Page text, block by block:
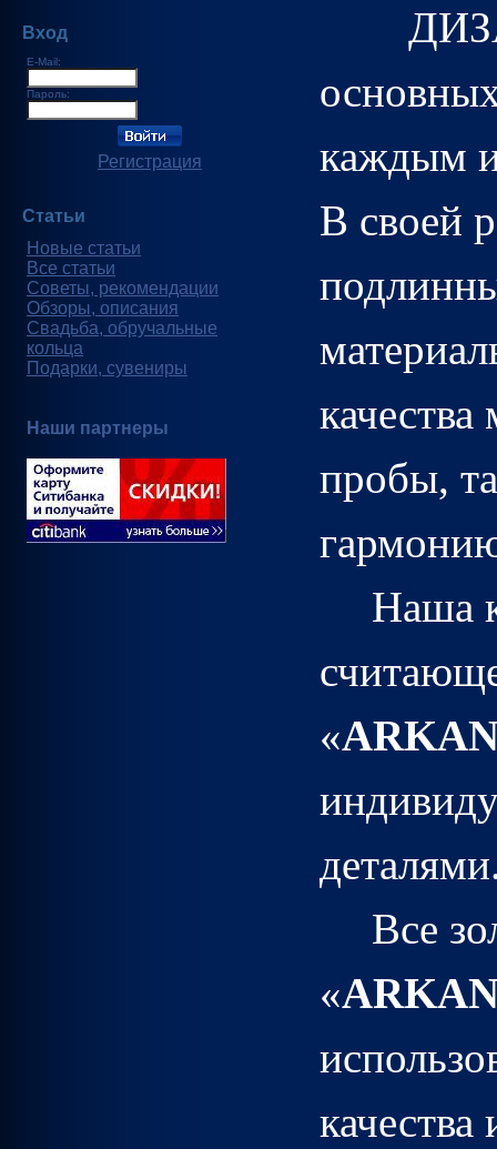
Вход
E-Mail:
Пароль:
Регистрация
Статьи
Новые статьи
Все статьи
Советы, рекомендации
Обзоры, описания
Свадьба, обручальные
кольца
Подарки, сувениры
Наши партнеры
каждым
В своей
качества
пробы,
Наша
«
Все
«
качества